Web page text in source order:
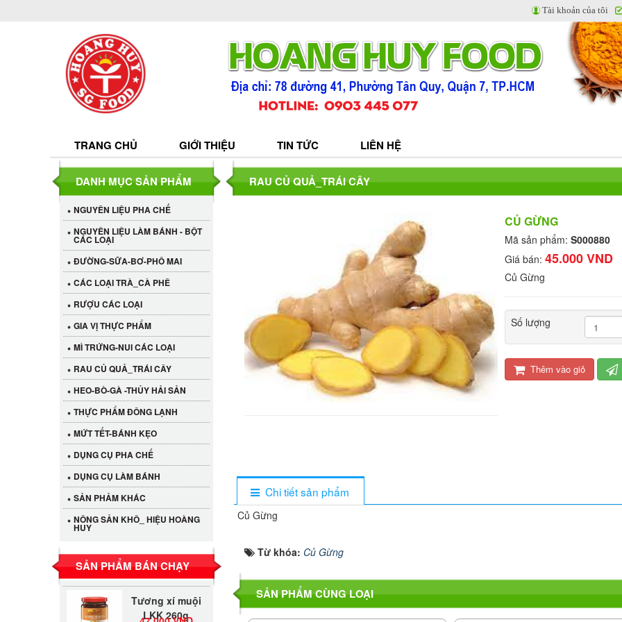
TRANG CHỦ GIỚI THIỆU TIN TỨC LIÊN HỆ
Tài khoản của tôi
RAU CỦ QUẢ_TRÁI CÂY
CỦ GỪNG
Mã sản phẩm: S000880
Giá bán: 45.000 VND
Củ Gừng
Số lượng
Thêm vào giỏ
Chi tiết sản phẩm
Củ Gừng
Từ khóa: Củ Gừng
SẢN PHẨM CÙNG LOẠI
DANH MỤC SẢN PHẨM
NGUYÊN LIỆU PHA CHẾ
NGUYÊN LIỆU LÀM BÁNH - BỘT
CÁC LOẠI
ĐƯỜNG-SỮA-BƠ-PHÔ MAI
CÁC LOẠI TRÀ_CÀ PHÊ
RƯỢU CÁC LOẠI
GIA VỊ THỰC PHẨM
MÌ TRỨNG-NUI CÁC LOẠI
RAU CỦ QUẢ_TRÁI CÂY
HEO-BÒ-GÀ -THỦY HẢI SẢN
THỰC PHẨM ĐÔNG LẠNH
MỨT TẾT-BÁNH KẸO
DỤNG CỤ PHA CHẾ
DỤNG CỤ LÀM BÁNH
SẢN PHẢM KHÁC
NÔNG SẢN KHÔ_ HIỆU HOÀNG
HUY
SẢN PHẨM BÁN CHẠY
Cần Tây Đà Lạt
40.000 VND
LKK 260g
530.000 VND
Tương xí muội
LKK 260g
47.000 VND